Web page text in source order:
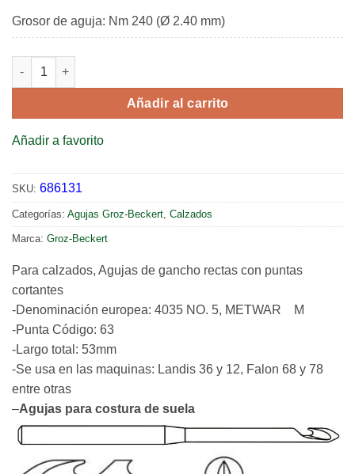
Grosor de aguja: Nm 240 (Ø 2.40 mm)
HN 83/ 53.240. 63 G 2 #5 - coser suelas de zapatos cantidad
Añadir al carrito
Añadir a favorito
SKU: 686131
Categorías: Agujas Groz-Beckert Calzados
Marca: Groz-Beckert
Para calzados, Agujas de gancho rectas con puntas
cortantes
-Denominación europea: 4035 NO. 5, METWAR M
-Punta Código: 63
-Largo total: 53mm
-Se usa en las maquinas: Landis 36 y 12, Falon 68 y 78
entre otras
–Agujas para costura de suela